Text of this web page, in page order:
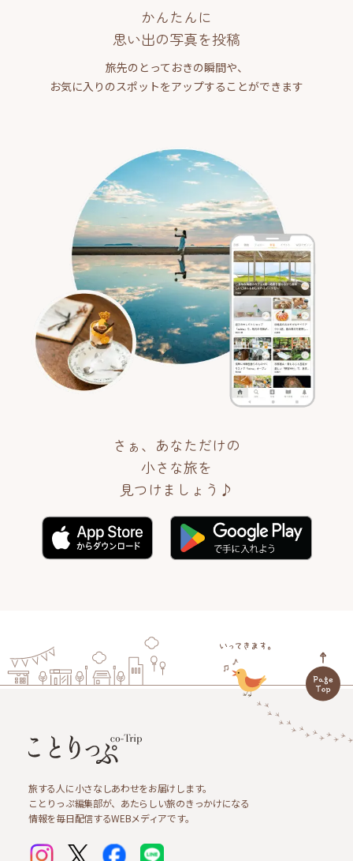
かんたんに
思い出の写真を投稿
旅先のとっておきの瞬間や、
お気に入りのスポットをアップすることができます
さぁ、あなただけの
小さな旅を
見つけましょう♪
旅する人に小さなしあわせをお届けします。
ことりっぷ編集部が、あたらしい旅のきっかけになる
情報を毎日配信するWEBメディアです。